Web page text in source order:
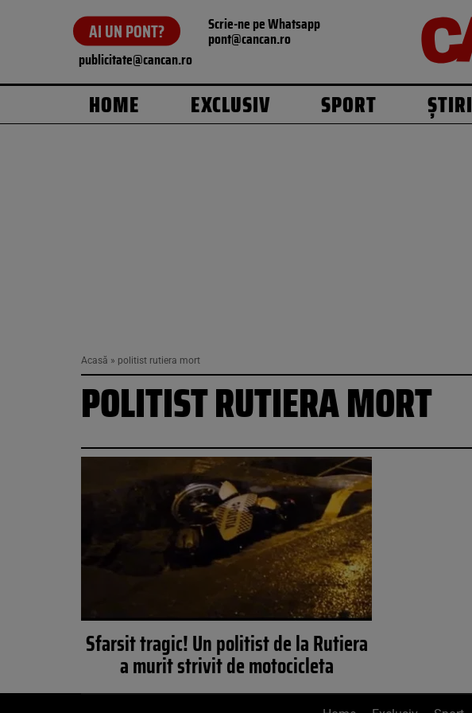
AI UN PONT? Scrie-ne pe Whatsapp
pont@cancan.ro
publicitate@cancan.ro
HOME EXCLUSIV SPORT ȘTIRI
Acasă » politist rutiera mort
POLITIST RUTIERA MORT
Sfarsit tragic! Un politist de la Rutiera
a murit strivit de motocicleta